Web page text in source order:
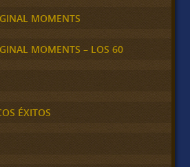
MOMENTS
MOMENTS – LOS 60
ÉXITOS